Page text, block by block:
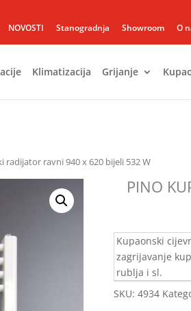
NOVOSTI
Stanogradnja Showroom O
Klimatizacija Grijanje
radijator ravni 940 x 620 bijeli 532 W
PINO
Kupaonski
zagrijavanje
rublja i sl.
SKU: 4934